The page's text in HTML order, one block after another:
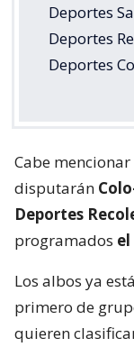
Deportes
Deportes
Deportes
Cabe
disputarán
Deportes
programados
Los albos ya
primero de
quieren